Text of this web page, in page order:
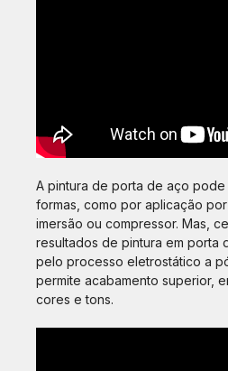
A pintura de porta de aço
formas, como por aplicação
imersão ou compressor. Mas,
resultados de pintura em porta
pelo processo eletrostático a
permite acabamento superior,
cores e tons.